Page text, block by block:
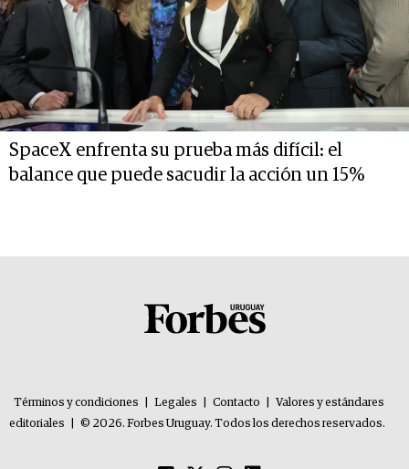
SpaceX enfrenta su prueba más difícil: el
balance que puede sacudir la acción un 15%
Términos y condiciones Legales Contacto
Valores y estándares
editoriales
© 2026. Forbes Uruguay. Todos los derechos reservados.